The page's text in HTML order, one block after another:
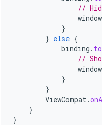
//
}
} else {
binding .
//
}
}
ViewCompat.
}
}